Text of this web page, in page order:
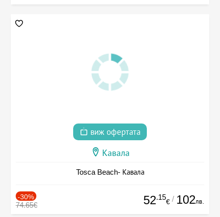
виж офертата
Кавала
Tosca Beach- Кавала
-30%
74.65€ 52.15
€ / 102лв.